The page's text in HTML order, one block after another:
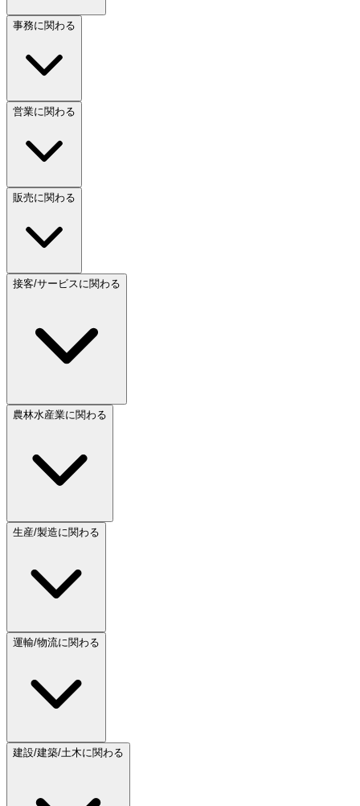
事務に関わる
営業に関わる
販売に関わる
接客/サービスに関わる
農林水産業に関わる
生産/製造に関わる
運輸/物流に関わる
建設/建築/土木に関わる